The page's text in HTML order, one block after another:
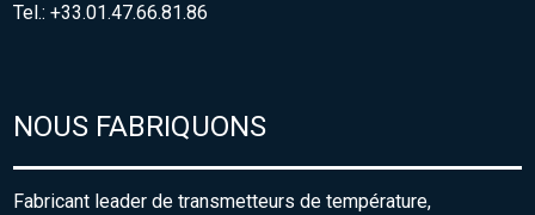
Tel.: +33.01.47.66.81.86
NOUS FABRIQUONS
Fabricant leader de transmetteurs de température,